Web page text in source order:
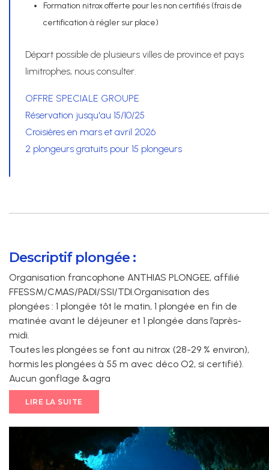
Formation nitrox offerte pour les non certifiés (frais de
certification à régler sur place)
Départ possible de plusieurs villes de province et pays
limitrophes, nous consulter.
OFFRE SPECIALE GROUPE
Réservation jusqu'au 15/10/25
Croisières en mars et avril 2026
2 plongeurs gratuits pour 15 plongeurs
Descriptif plongée :
Organisation francophone ANTHIAS PLONGEE, affilié
FFESSM/CMAS/PADI/SSI/TDI.Organisation des
plongées : 1 plongée tôt le matin, 1 plongée en fin de
matinée avant le déjeuner et 1 plongée dans l’après-
midi.
Toutes les plongées se font au nitrox (28-29 % environ),
hormis les plongées à 55 m avec déco O2, si certifié).
Aucun gonflage &agra
LIRE LA SUITE